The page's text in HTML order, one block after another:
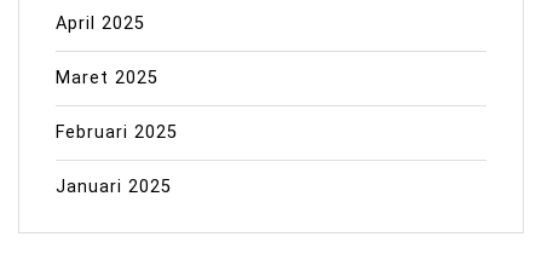
April 2025
Maret 2025
Februari 2025
Januari 2025